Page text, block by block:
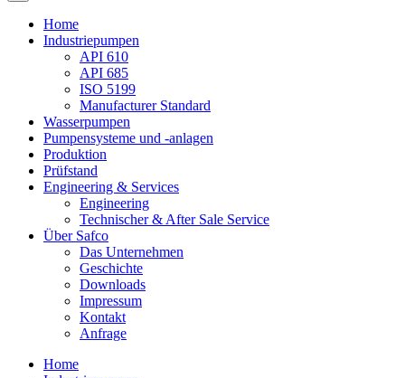
Home
Industriepumpen
API 610
API 685
ISO 5199
Manufacturer Standard
Wasserpumpen
Pumpensysteme und -anlagen
Produktion
Prüfstand
Engineering & Services
Engineering
Technischer & After Sale Service
Über Safco
Das Unternehmen
Geschichte
Downloads
Impressum
Kontakt
Anfrage
Home